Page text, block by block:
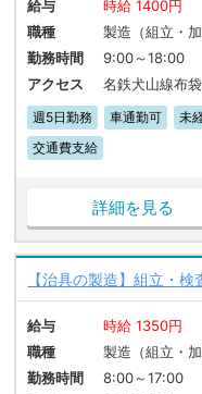
給与
時給 1400円
職種
製造（組立・加
勤務時間
9:00～18:00
アクセス
名鉄犬山線布
週5日勤務 車通勤可 未
交通費支給
詳細を見る
【治具の製造】組立・検
給与
時給 1350円
職種
製造（組立・加
勤務時間
8:00～17:00